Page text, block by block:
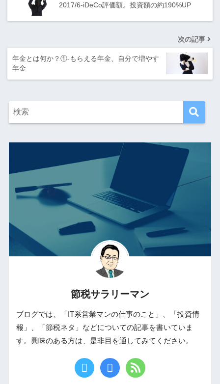
2017/6-iDeCo評価額。投資額の約190%UP
次の記事
年金とは何か？①-もらえる年金、自分で増やす
年金
節税サラリーマン
ブログでは、「IT系営業マンの仕事のこと」、「投資情
報」、「節税ネタ」などについての記事を書いていま
す。興味のある方は、是非目を通してみてください。